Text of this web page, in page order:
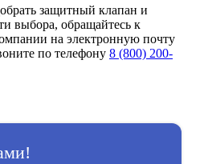
защитный клапан и
выбора, обращайтесь к
на электронную почту
по телефону 8 (800) 200-